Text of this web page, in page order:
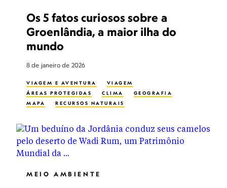
Os 5 fatos curiosos sobre a
Groenlândia, a maior ilha do
mundo
8 de janeiro de 2026
VIAGEM E AVENTURA
VIAGEM
ÁREAS PROTEGIDAS
CLIMA
GEOGRAFIA
MAPA
RECURSOS NATURAIS
MEIO AMBIENTE